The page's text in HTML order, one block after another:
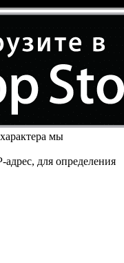
мы
для определения